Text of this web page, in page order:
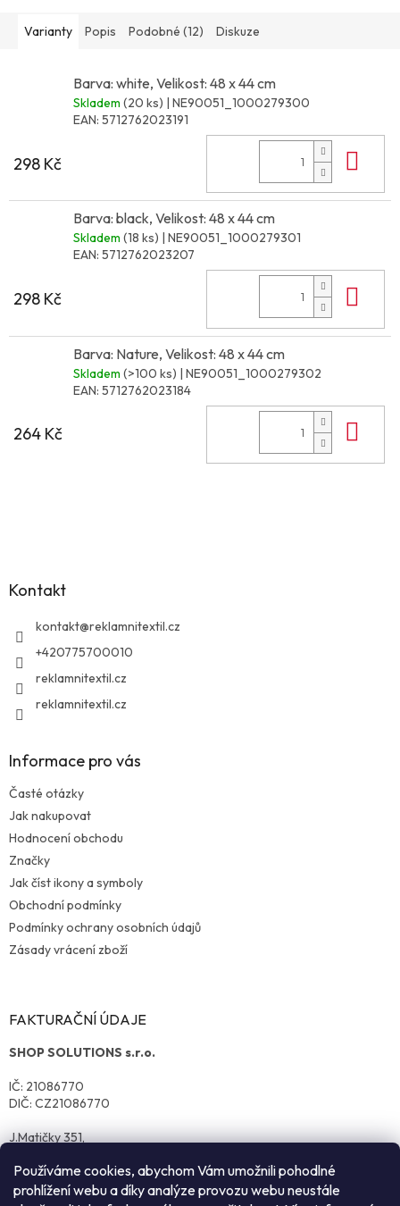
Používáme cookies, abychom Vám umožnili pohodlné
prohlížení webu a díky analýze provozu webu neustále
Varianty Popis Podobné (12) Diskuze
Barva: white, Velikost: 48 x 44 cm
Skladem (20 ks) | NE90051_1000279300
EAN: 5712762023191
298 Kč
Barva: black, Velikost: 48 x 44 cm
Skladem (18 ks) | NE90051_1000279301
EAN: 5712762023207
298 Kč
Barva: Nature, Velikost: 48 x 44 cm
Skladem (>100 ks) | NE90051_1000279302
EAN: 5712762023184
264 Kč
Kontakt
kontakt@reklamnitextil.cz
+420775700010
reklamnitextil.cz
reklamnitextil.cz
Informace pro vás
Časté otázky
Jak nakupovat
Hodnocení obchodu
Značky
Jak číst ikony a symboly
Obchodní podmínky
Podmínky ochrany osobních údajů
Zásady vrácení zboží
FAKTURAČNÍ ÚDAJE
SHOP SOLUTIONS s.r.o.
IČ: 21086770
DIČ: CZ21086770
J.Matičky 351,